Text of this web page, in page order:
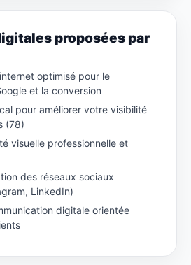
proposées par
optimisé pour le
et la conversion
pour améliorer votre visibilité
(78)
visuelle professionnelle et
des réseaux sociaux
LinkedIn)
digitale orientée